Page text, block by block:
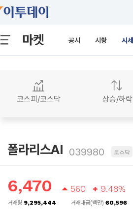
마켓 공시 시황 시세
코스피/코스닥 상승/하락
폴라리스AI 039980 코스닥
6,470 560 9.48%
거래량 9,295,444 거래대금(백만) 60,596